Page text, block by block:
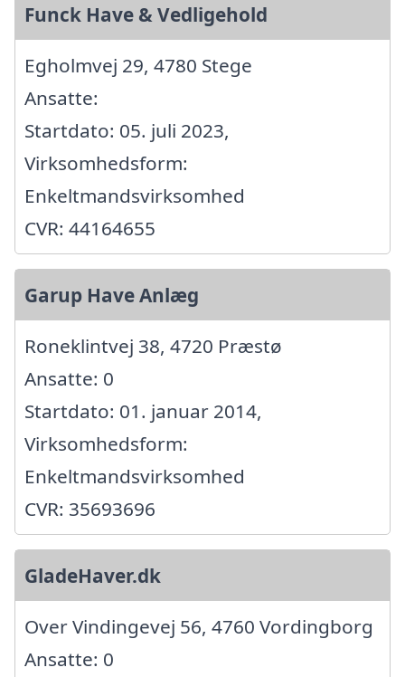
Funck Have & Vedligehold
Egholmvej 29, 4780 Stege
Ansatte:
Startdato: 05. juli 2023,
Virksomhedsform:
Enkeltmandsvirksomhed
CVR: 44164655
Garup Have Anlæg
Roneklintvej 38, 4720 Præstø
Ansatte: 0
Startdato: 01. januar 2014,
Virksomhedsform:
Enkeltmandsvirksomhed
CVR: 35693696
GladeHaver.dk
Over Vindingevej 56, 4760 Vordingborg
Ansatte: 0